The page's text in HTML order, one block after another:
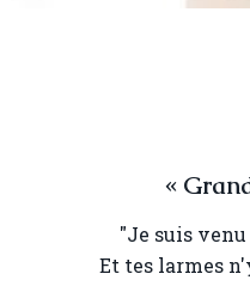
«
"Je suis venu
Et tes larmes